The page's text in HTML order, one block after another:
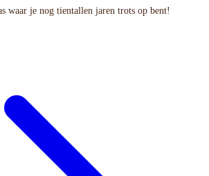
waar je nog tientallen jaren trots op bent!